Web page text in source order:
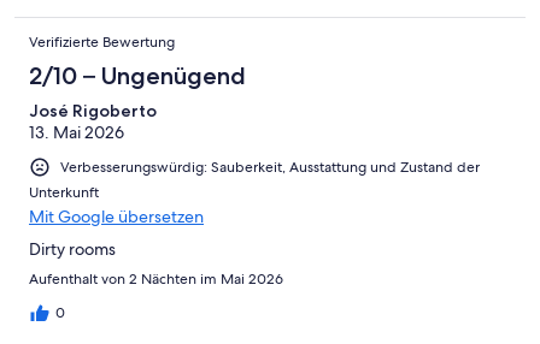
Verifizierte Bewertung
2/10 – Ungenügend
José Rigoberto
13. Mai 2026
Verbesserungswürdig: Sauberkeit, Ausstattung und Zustand der
Unterkunft
Mit Google übersetzen
Dirty rooms
Aufenthalt von 2 Nächten im Mai 2026
0